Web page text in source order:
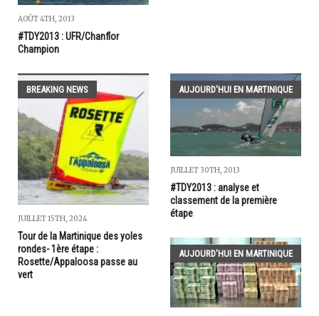
AOÛT 4TH, 2013
#TDY2013 : UFR/Chanflor
Champion
BREAKING NEWS
JUILLET 15TH, 2024
Tour de la Martinique des yoles
rondes- 1ère étape :
Rosette/Appaloosa passe au
vert
AUJOURD'HUI EN MARTINIQUE
JUILLET 30TH, 2013
#TDY2013 : analyse et
classement de la première
étape
AUJOURD'HUI EN MARTINIQUE